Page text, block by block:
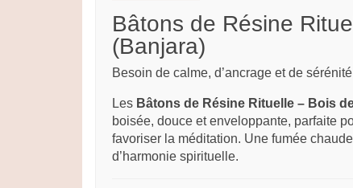
Bâtons de Résine
(Banjara)
Besoin de calme, d’ancrage et de
Les Bâtons de Résine Rituelle – Bois
boisée, douce et enveloppante, parfaite
favoriser la méditation. Une fumée
d’harmonie spirituelle.